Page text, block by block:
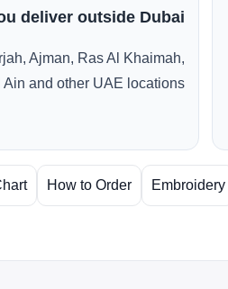
deliver outside Dubai?
Ajman, Ras Al Khaimah,
Ain and other UAE locations.
Embroidery
How to Order